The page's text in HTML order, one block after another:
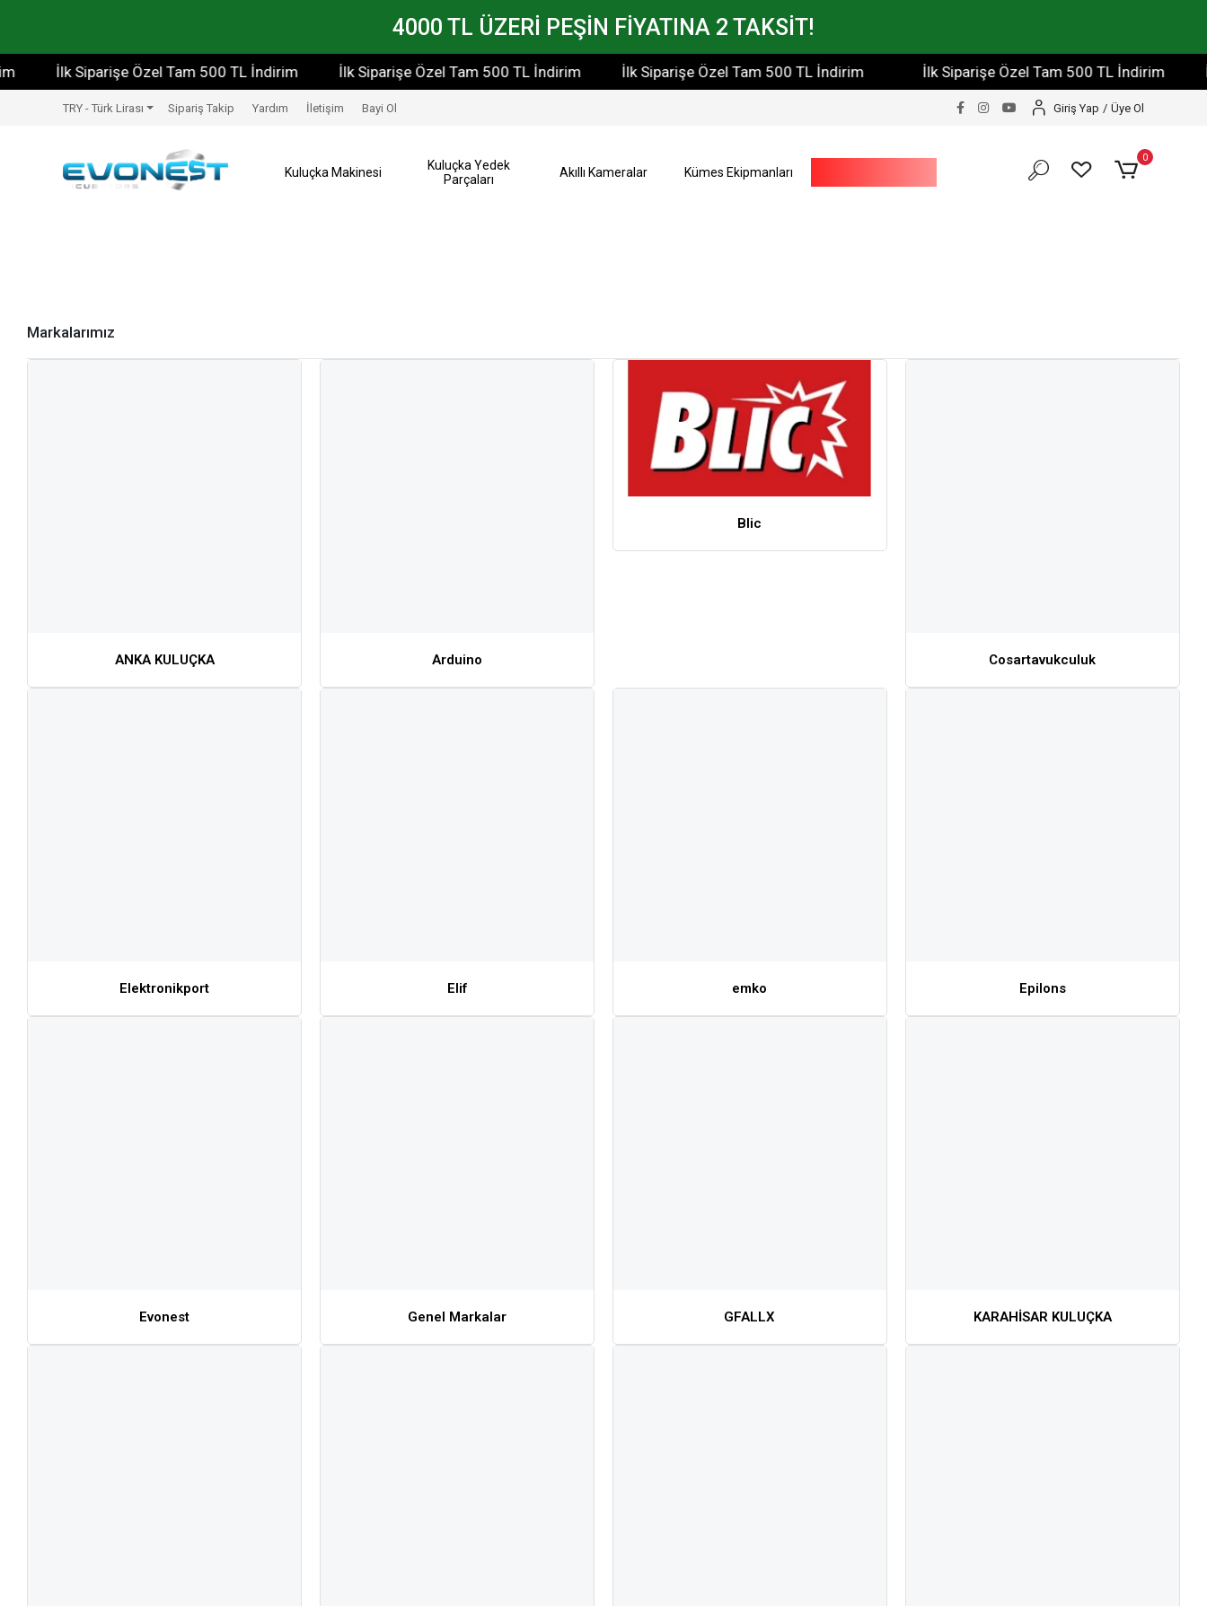
4000 TL ÜZERİ PEŞİN FİYATINA 2 TAKSİT!
İlk Siparişe Özel Tam 500 TL İndirim İlk Siparişe Özel Tam 500 TL İndirim İlk Siparişe Özel Tam 500 TL İndirim İlk Siparişe Özel Tam 500 TL İndirim İlk
TRY - Türk Lirası Sipariş Takip Yardım İletişim Bayi Ol Giriş Yap / Üye Ol
Kuluçka Makinesi
Kuluçka Yedek
Parçaları
Akıllı Kameralar Kümes Ekipmanları
0
Markalarımız
ANKA KULUÇKA Arduino
Blic
Cosartavukculuk
Elektronikport Elif emko Epilons
Evonest Genel Markalar GFALLX KARAHİSAR KULUÇKA